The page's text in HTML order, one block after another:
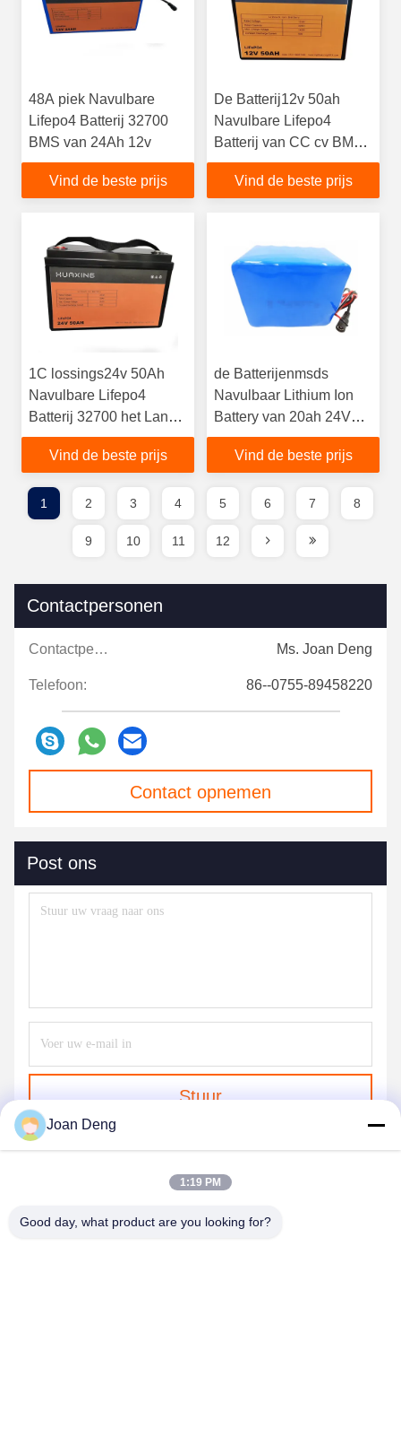
48A piek Navulbare
Lifepo4 Batterij 32700
BMS van 24Ah 12v
Vind de beste prijs
De Batterij12v 50ah
Navulbare Lifepo4
Batterij van CC cv BMS
Deep Cycle Lithium
Vind de beste prijs
1C lossings24v 50Ah
Navulbare Lifepo4
Batterij 32700 het Lange
Cyclusleven
Vind de beste prijs
de Batterijenmsds
Navulbaar Lithium Ion
Battery van 20ah 24V
LiFePO4
Vind de beste prijs
1 2 3 4 5 6 7 8
9 10 11 12
Contactpersonen
Contactpersonen: Ms. Joan Deng
Telefoon: 86--0755-89458220
Contact opnemen
Post ons
Stuur
Joan Deng
1:19 PM
Good day, what product are you looking for?